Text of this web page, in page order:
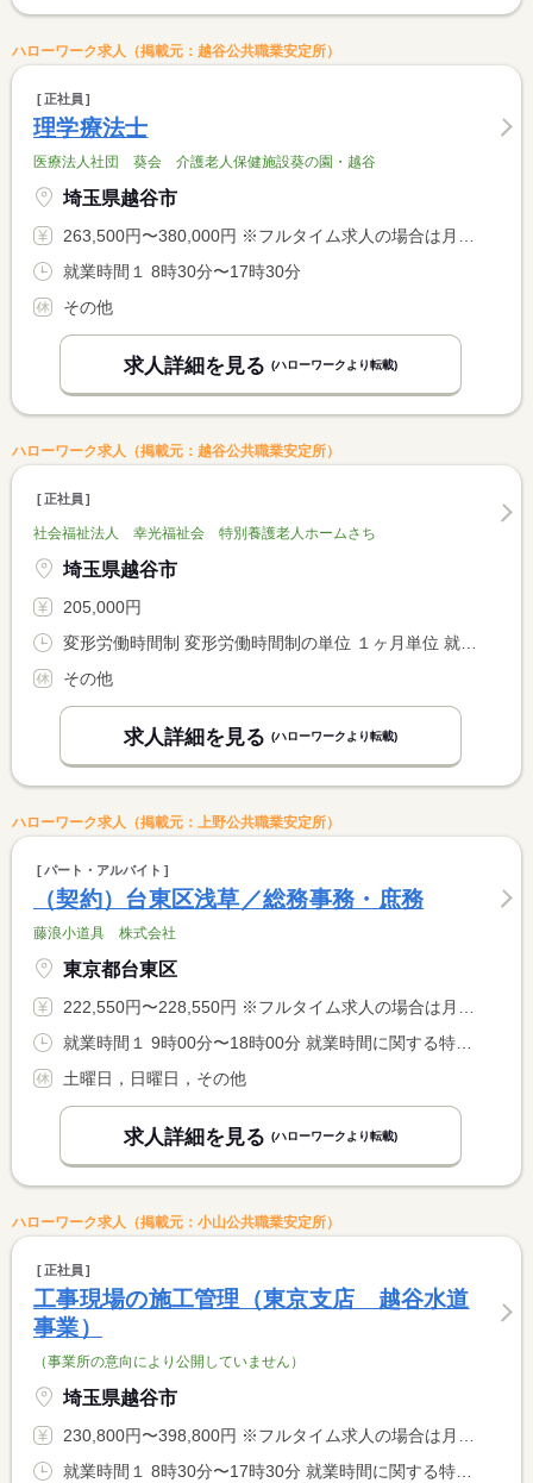
ハローワーク求人（掲載元：越谷公共職業安定所）
正社員
理学療法士
医療法人社団 葵会 介護老人保健施設葵の園・越谷
埼玉県越谷市
263,500円〜380,000円 ※フルタイム求人の場合は月額（換算額）、パート求人の場合は時間額を表示しています。
就業時間１ 8時30分〜17時30分
その他
求人詳細を見る (ハローワークより転載)
ハローワーク求人（掲載元：越谷公共職業安定所）
正社員
社会福祉法人 幸光福祉会 特別養護老人ホームさち
埼玉県越谷市
205,000円
変形労働時間制 変形労働時間制の単位 １ヶ月単位 就業時間１ 8時00分〜17時00分 就業時間２ 9時00分〜18時00分
その他
求人詳細を見る (ハローワークより転載)
ハローワーク求人（掲載元：上野公共職業安定所）
パート・アルバイト
（契約）台東区浅草／総務事務・庶務
藤浪小道具 株式会社
東京都台東区
222,550円〜228,550円 ※フルタイム求人の場合は月額（換算額）、パート求人の場合は時間額を表示しています。
就業時間１ 9時00分〜18時00分 就業時間に関する特記事項 本人が申請して上司が業務の繁閑を判断して承認すれば、９時から <BR> １７時３０分迄の時短勤務が可能。
土曜日，日曜日，その他
求人詳細を見る (ハローワークより転載)
ハローワーク求人（掲載元：小山公共職業安定所）
正社員
工事現場の施工管理（東京支店 越谷水道
事業）
（事業所の意向により公開していません）
埼玉県越谷市
230,800円〜398,800円 ※フルタイム求人の場合は月額（換算額）、パート求人の場合は時間額を表示しています。
就業時間１ 8時30分〜17時30分 就業時間に関する特記事項 夜間作業あり〈２０時００分〜５時００分〉 <BR> <BR> 現場によっては、就業時間が変動する場合あり